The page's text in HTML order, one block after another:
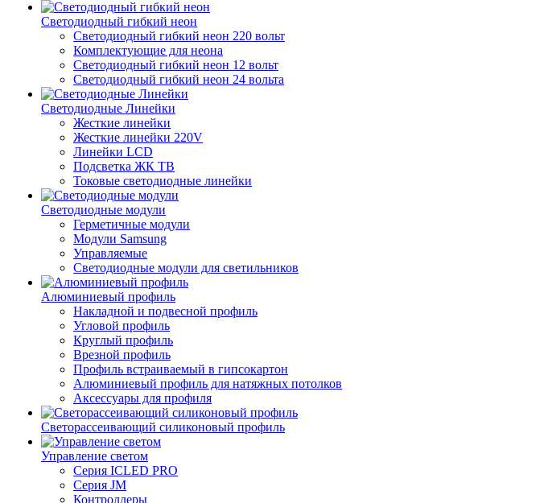
Светодиодный гибкий неон
Светодиодный гибкий неон 220 вольт
Комплектующие для неона
Светодиодный гибкий неон 12 вольт
Светодиодный гибкий неон 24 вольта
Светодиодные Линейки
Жесткие линейки
Жесткие линейки 220V
Линейки LCD
Подсветка ЖК ТВ
Токовые светодиодные линейки
Светодиодные модули
Герметичные модули
Модули Samsung
Управляемые
Светодиодные модули для светильников
Алюминиевый профиль
Накладной и подвесной профиль
Угловой профиль
Круглый профиль
Врезной профиль
Профиль встраиваемый в гипсокартон
Алюминиевый профиль для натяжных потолков
Аксессуары для профиля
Светорассеивающий силиконовый профиль
Управление светом
Серия ICLED PRO
Серия JM
Контроллеры